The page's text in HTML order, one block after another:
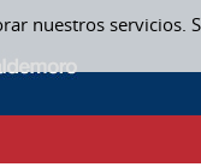
nuestrosY EMPRESA